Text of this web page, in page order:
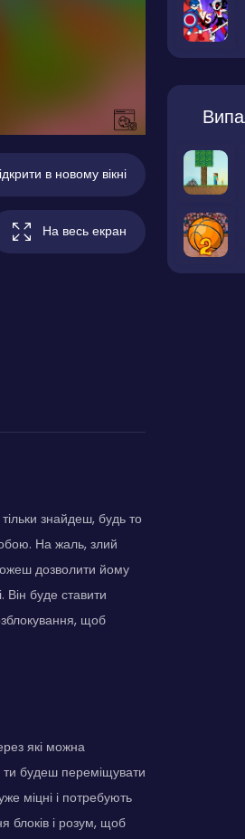
в новому вікні
На весь екран
знайдеш, будь то
На жаль, злий
дозволити йому
буде ставити
щоб
які можна
ти будеш переміщувати
міцні і потребують
блоків і розум, щоб